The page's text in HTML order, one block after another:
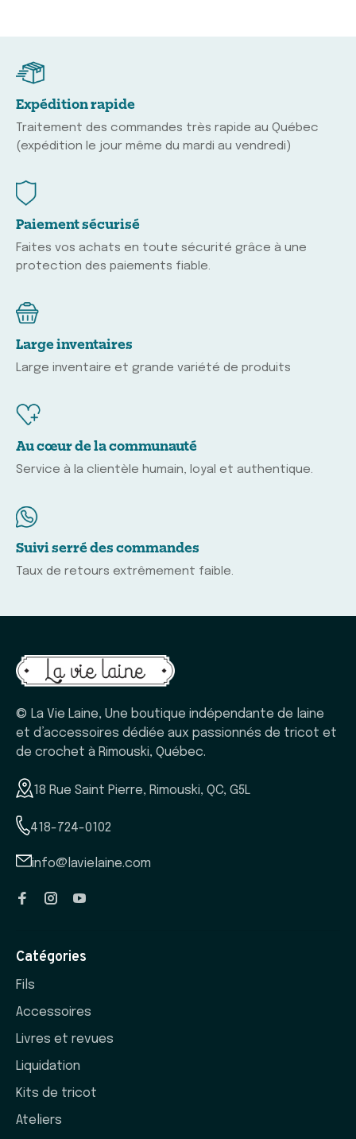
Expédition rapide
Traitement des commandes très rapide au Québec
(expédition le jour même du mardi au vendredi)
Paiement sécurisé
Faites vos achats en toute sécurité grâce à une
protection des paiements fiable.
Large inventaires
Large inventaire et grande variété de produits
Au cœur de la communauté
Service à la clientèle humain, loyal et authentique.
Suivi serré des commandes
Taux de retours extrêmement faible.
© La Vie Laine, Une boutique indépendante de laine
et d’accessoires dédiée aux passionnés de tricot et
de crochet à Rimouski, Québec.
18 Rue Saint Pierre, Rimouski, QC, G5L
418-724-0102
info@lavielaine.com
Catégories
Fils
Accessoires
Livres et revues
Liquidation
Kits de tricot
Ateliers